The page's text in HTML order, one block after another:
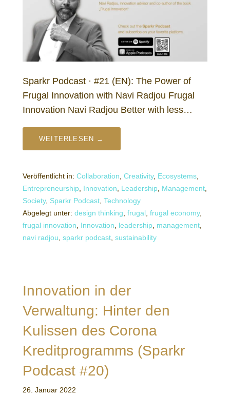
Sparkr Podcast · #21 (EN): The Power of
Frugal Innovation with Navi Radjou Frugal
Innovation Navi Radjou Better with less…
WEITERLESEN →
Veröffentlicht in: Collaboration, Creativity, Ecosystems,
Entrepreneurship, Innovation, Leadership, Management,
Society, Sparkr Podcast, Technology
Abgelegt unter: design thinking, frugal, frugal economy,
frugal innovation, Innovation, leadership, management,
navi radjou, sparkr podcast, sustainability
Innovation in der
Verwaltung: Hinter den
Kulissen des Corona
Kreditprogramms (Sparkr
Podcast #20)
26. Januar 2022